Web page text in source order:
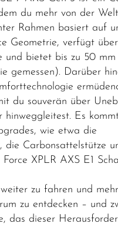
du mehr von der
Rahmen basiert auf
Geometrie, verfügt
und bietet bis zu 50 mm
gemessen). Darüber
du souverän über
hinweggleitest. Es
wie etwa die
die Carbonsattelstütze
XPLR AXS E1
zu fahren und
zu entdecken – und
das dieser